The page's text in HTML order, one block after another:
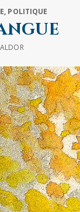
, POLITIQUE
ALDOR